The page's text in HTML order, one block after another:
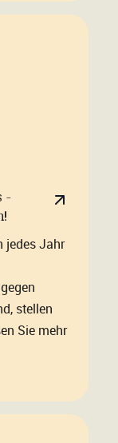
-
jedes Jahr
stellen
Sie mehr